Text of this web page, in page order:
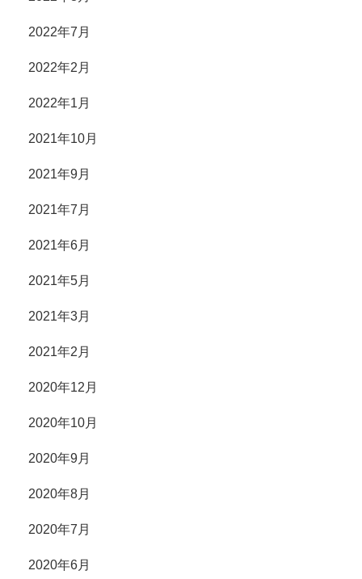
2022年7月
2022年2月
2022年1月
2021年10月
2021年9月
2021年7月
2021年6月
2021年5月
2021年3月
2021年2月
2020年12月
2020年10月
2020年9月
2020年8月
2020年7月
2020年6月